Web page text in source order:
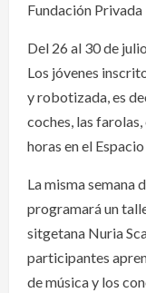
Fundación Privada
Del 26 al 30 de
Los jóvenes
y robotizada, es
coches, las
horas en el
La misma semana
programará un
sitgetana Nuria
participantes
de música y los